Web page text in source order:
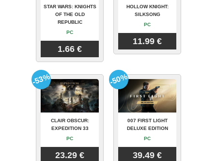
STAR WARS: KNIGHTS
OF THE OLD
REPUBLIC
PC
1.66 €
HOLLOW KNIGHT:
SILKSONG
PC
11.99 €
CLAIR OBSCUR:
EXPEDITION 33
PC
23.29 €
-53%
007 FIRST LIGHT
DELUXE EDITION
PC
39.49 €
-50%